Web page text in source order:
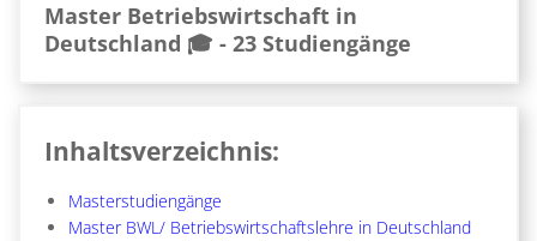
Master Betriebswirtschaft in
Deutschland 🎓 - 23 Studiengänge
Inhaltsverzeichnis:
Masterstudiengänge
Master BWL/ Betriebswirtschaftslehre in Deutschland